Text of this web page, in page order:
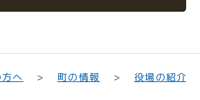
へ 町の情報 役場の紹介